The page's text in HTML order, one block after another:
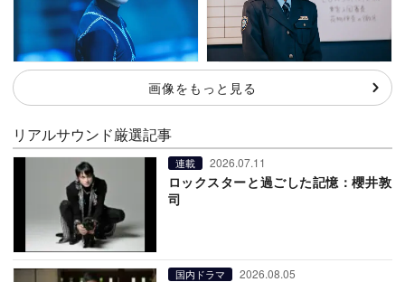
画像をもっと見る
リアルサウンド厳選記事
連載 2026.07.11
ロックスターと過ごした記憶：櫻井敦
司
国内ドラマ 2026.08.05